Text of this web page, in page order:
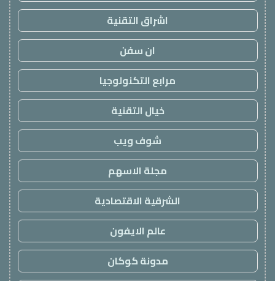
اشراق التقنية
ان سفن
مرابع التكنولوجيا
خيال التقنية
شوف ويب
مجلة الاسهم
الشرقية الاقتصادية
عالم الايفون
مدونة كوكان